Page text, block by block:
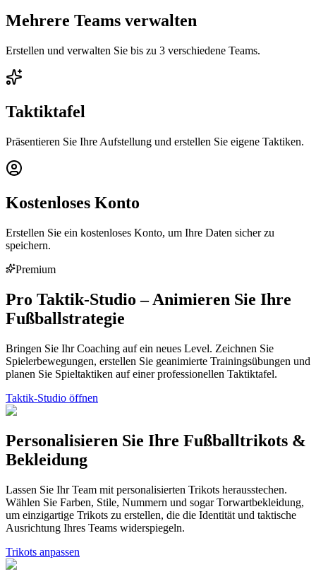
Mehrere Teams verwalten
Erstellen und verwalten Sie bis zu 3 verschiedene Teams.
Taktiktafel
Präsentieren Sie Ihre Aufstellung und erstellen Sie eigene Taktiken.
Kostenloses Konto
Erstellen Sie ein kostenloses Konto, um Ihre Daten sicher zu
speichern.
Premium
Pro Taktik-Studio – Animieren Sie Ihre
Fußballstrategie
Bringen Sie Ihr Coaching auf ein neues Level. Zeichnen Sie
Spielerbewegungen, erstellen Sie geanimierte Trainingsübungen und
planen Sie Spieltaktiken auf einer professionellen Taktiktafel.
Taktik-Studio öffnen
Personalisieren Sie Ihre Fußballtrikots &
Bekleidung
Lassen Sie Ihr Team mit personalisierten Trikots herausstechen.
Wählen Sie Farben, Stile, Nummern und sogar Torwartbekleidung,
um einzigartige Trikots zu erstellen, die die Identität und taktische
Ausrichtung Ihres Teams widerspiegeln.
Trikots anpassen